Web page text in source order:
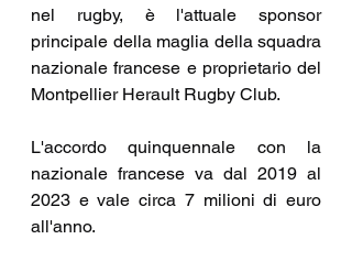
nel rugby, è l'attuale sponsor
principale della maglia della squadra
nazionale francese e proprietario del
Montpellier Herault Rugby Club.
L'accordo quinquennale con la
nazionale francese va dal 2019 al
2023 e vale circa 7 milioni di euro
all'anno.